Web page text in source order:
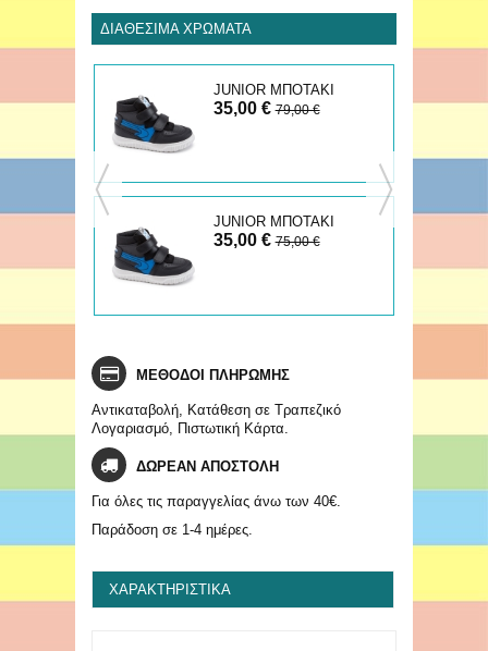
ΔΙΑΘΈΣΙΜΑ ΧΡΏΜΑΤΑ
JUNIOR ΜΠΟΤΑΚΙ
35,00 €79,00 €
JUNIOR ΜΠΟΤΑΚΙ
35,00 €75,00 €
ΜΕΘΟΔΟΙ ΠΛΗΡΩΜΗΣ
Αντικαταβολή, Κατάθεση σε Τραπεζικό
Λογαριασμό, Πιστωτική Κάρτα.
ΔΩΡΕΑΝ ΑΠΟΣΤΟΛΗ
Για όλες τις παραγγελίας άνω των 40€.
Παράδοση σε 1-4 ημέρες.
ΧΑΡΑΚΤΗΡΙΣΤΙΚΆ